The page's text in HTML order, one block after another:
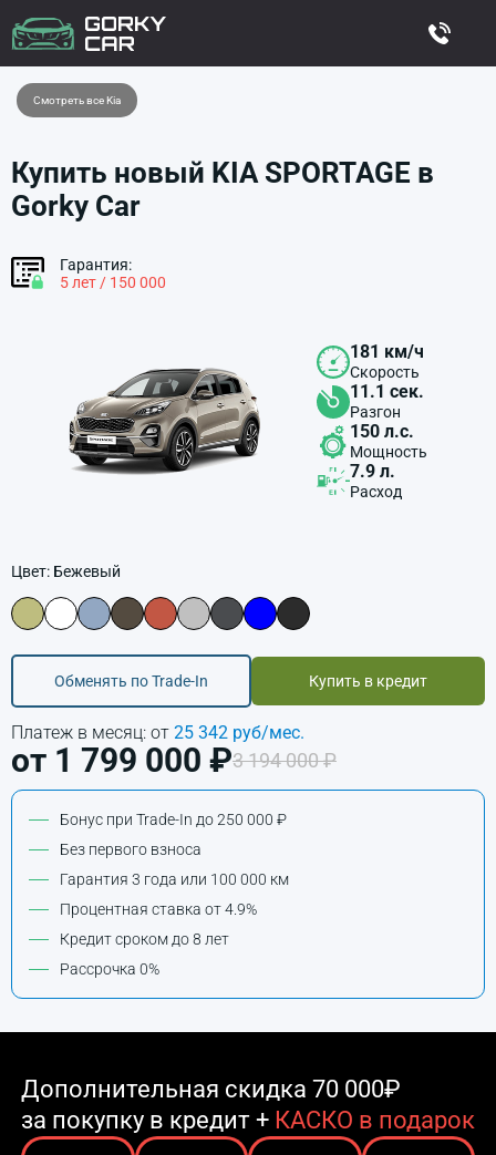
Смотреть все Kia
Купить новый KIA SPORTAGE в
Gorky Car
Гарантия:
5 лет / 150 000
181 км/ч
Скорость
11.1 сек.
Разгон
150 л.с.
Мощность
7.9 л.
Расход
Цвет: Бежевый
Бонус при Trade-In до 250 000 ₽
Без первого взноса
Гарантия 3 года или 100 000 км
Процентная ставка от 4.9%
Кредит сроком до 8 лет
Рассрочка 0%
от 1 799 000 ₽3 194 000 ₽
Платеж в месяц: от 25 342 руб/мес.
Обменять по Trade-In Купить в кредит
Дополнительная скидка 70 000₽
за покупку в кредит + КАСКО в подарок